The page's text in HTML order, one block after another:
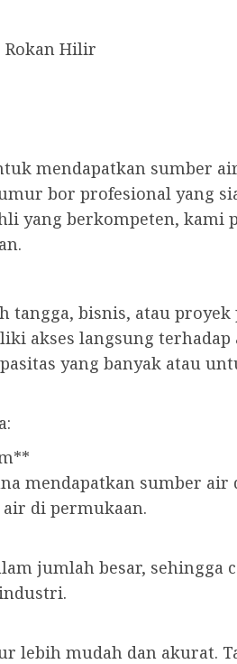
Rokan Hilir
mendapatkan sumber
bor profesional yang
yang berkompeten, kami
bisnis, atau proyek
akses langsung terhadap
yang banyak atau
mendapatkan sumber
di permukaan.
jumlah besar,
lebih mudah dan akurat.